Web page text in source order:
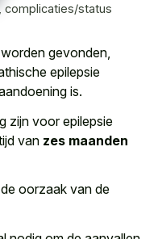
complicaties/status
gevonden,
epilepsie
is.
zijn voor epilepsie
van zes maanden
oorzaak van de